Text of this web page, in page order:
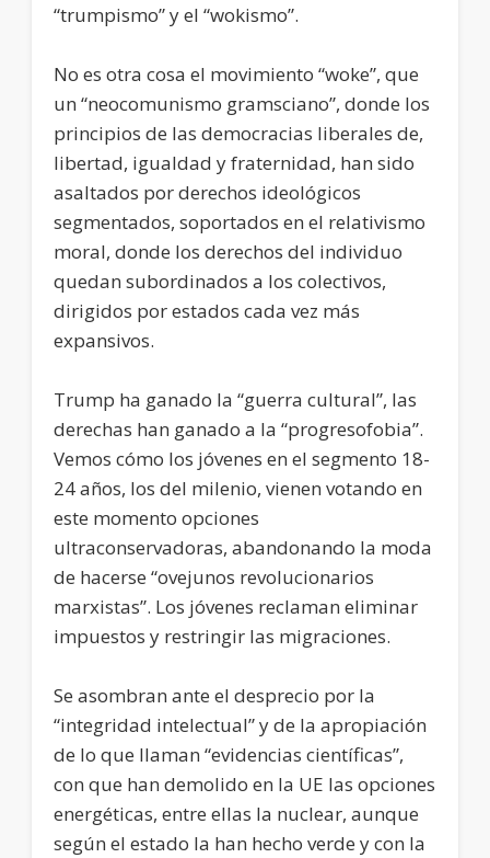
“trumpismo” y el “wokismo”.
No es otra cosa el movimiento “woke”, que
un “neocomunismo gramsciano”, donde los
principios de las democracias liberales de,
libertad, igualdad y fraternidad, han sido
asaltados por derechos ideológicos
segmentados, soportados en el relativismo
moral, donde los derechos del individuo
quedan subordinados a los colectivos,
dirigidos por estados cada vez más
expansivos.
Trump ha ganado la “guerra cultural”, las
derechas han ganado a la “progresofobia”.
Vemos cómo los jóvenes en el segmento 18-
24 años, los del milenio, vienen votando en
este momento opciones
ultraconservadoras, abandonando la moda
de hacerse “ovejunos revolucionarios
marxistas”. Los jóvenes reclaman eliminar
impuestos y restringir las migraciones.
Se asombran ante el desprecio por la
“integridad intelectual” y de la apropiación
de lo que llaman “evidencias científicas”,
con que han demolido en la UE las opciones
energéticas, entre ellas la nuclear, aunque
según el estado la han hecho verde y con la